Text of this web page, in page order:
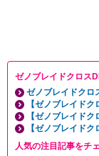
ゼノブレイドクロス
ゼノブレイドクロ
【ゼノブレイド
【ゼノブレイド
【ゼノブレイド
人気の注目記事をチ